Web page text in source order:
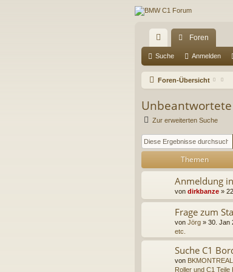
ch
ne
ug
Foren
Suche Anmelden
Foren-Übersicht
Zur erweiterten Suche
Themen
Anmeldung
von dirkbanze »
Frage zum
von Jörg » 30. Jan
etc.
Suche C1
von BKMONTREAL
Roller und C1 Teile